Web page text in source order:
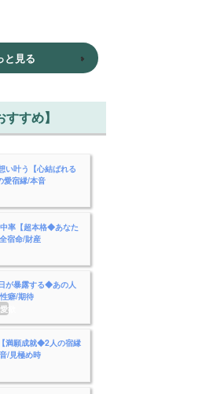
と見る
すめ】
い叶う【心結ばれる
愛宿縁/本音
率【超本格◆あなた
宿命/財産
が暴露する◆あの人
癖/期待
欲
満願成就◆2人の宿縁
/見極め時